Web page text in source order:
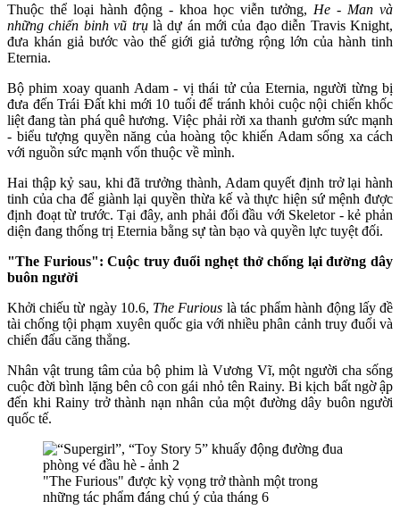
Thuộc thể loại hành động - khoa học viễn tưởng, He - Man và
những chiến binh vũ trụlà dự án mới của đạo diễn Travis Knight,
đưa khán giả bước vào thế giới giả tưởng rộng lớn của hành tinh
Eternia.
Bộ phim xoay quanh Adam - vị thái tử của Eternia, người từng bị
đưa đến Trái Đất khi mới 10 tuổi để tránh khỏi cuộc nội chiến khốc
liệt đang tàn phá quê hương. Việc phải rời xa thanh gươm sức mạnh
- biểu tượng quyền năng của hoàng tộc khiến Adam sống xa cách
với nguồn sức mạnh vốn thuộc về mình.
Hai thập kỷ sau, khi đã trưởng thành, Adam quyết định trở lại hành
tinh của cha để giành lại quyền thừa kế và thực hiện sứ mệnh được
định đoạt từ trước. Tại đây, anh phải đối đầu với Skeletor - kẻ phản
diện đang thống trị Eternia bằng sự tàn bạo và quyền lực tuyệt đối.
"The Furious": Cuộc truy đuổi nghẹt thở chống lại đường dây
buôn người
Khởi chiếu từ ngày 10.6, The Furious là tác phẩm hành động lấy đề
tài chống tội phạm xuyên quốc gia với nhiều phân cảnh truy đuổi và
chiến đấu căng thẳng.
Nhân vật trung tâm của bộ phim là Vương Vĩ, một người cha sống
cuộc đời bình lặng bên cô con gái nhỏ tên Rainy. Bi kịch bất ngờ ập
đến khi Rainy trở thành nạn nhân của một đường dây buôn người
quốc tế.
"The Furious" được kỳ vọng trở thành một trong
những tác phẩm đáng chú ý của tháng 6